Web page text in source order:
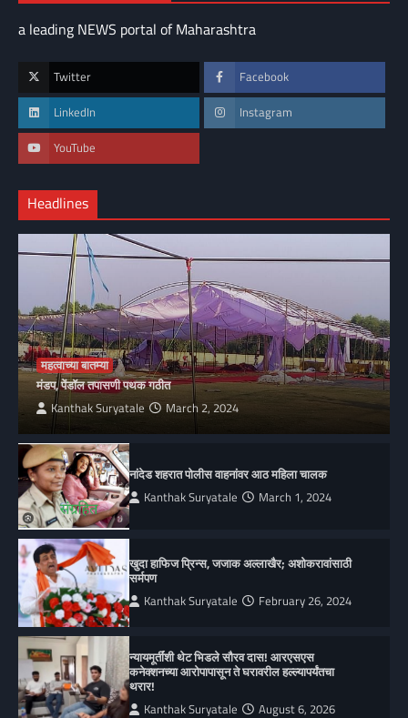
a leading NEWS portal of Maharashtra
Twitter Facebook
LinkedIn Instagram
YouTube
Headlines
महत्वाच्या बातम्या
मंडप, पेंडॉल तपासणी पथक गठीत
Kanthak Suryatale March 2, 2024
नांदेड शहरात पोलीस वाहनांवर आठ महिला चालक
Kanthak Suryatale March 1, 2024
खुदा हाफिज प्रिन्स, जजाक अल्लाखैर; अशोकरावांसाठी
सर्मपण
Kanthak Suryatale February 26, 2024
न्यायमूर्तींशी थेट भिडले सौरव दास! आरएसएस
कनेक्शनच्या आरोपापासून ते घरावरील हल्ल्यापर्यंतचा
थरार!
Kanthak Suryatale August 6, 2026